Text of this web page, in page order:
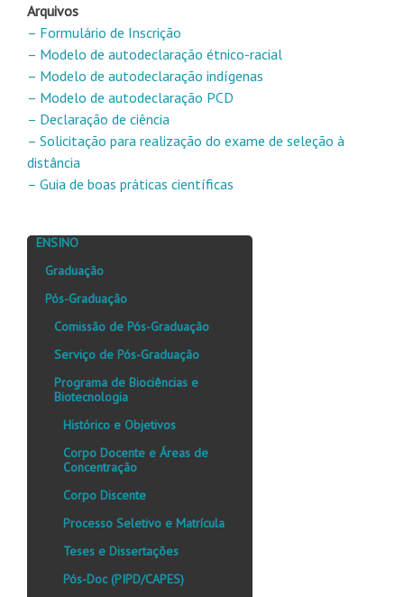
Arquivos
– Formulário de Inscrição
– Modelo de autodeclaração étnico-racial
– Modelo de autodeclaração indígenas
– Modelo de autodeclaração PCD
– Declaração de ciência
– Solicitação para realização do exame de seleção à
distância
– Guia de boas práticas científicas
ENSINO
Graduação
Pós-Graduação
Comissão de Pós-Graduação
Serviço de Pós-Graduação
Programa de Biociências e
Biotecnologia
Histórico e Objetivos
Corpo Docente e Áreas de
Concentração
Corpo Discente
Processo Seletivo e Matrícula
Teses e Dissertações
Pós-Doc (PIPD/CAPES)